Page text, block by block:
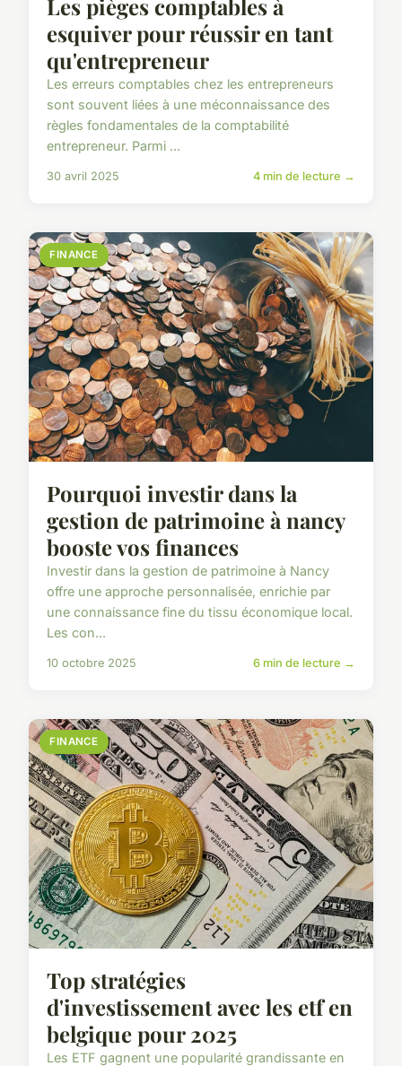
Les pièges comptables à
esquiver pour réussir en tant
qu'entrepreneur
Les erreurs comptables chez les entrepreneurs
sont souvent liées à une méconnaissance des
règles fondamentales de la comptabilité
entrepreneur. Parmi ...
30 avril 2025 4 min de lecture →
FINANCE
Pourquoi investir dans la
gestion de patrimoine à nancy
booste vos finances
Investir dans la gestion de patrimoine à Nancy
offre une approche personnalisée, enrichie par
une connaissance fine du tissu économique local.
Les con...
10 octobre 2025 6 min de lecture →
FINANCE
Top stratégies
d'investissement avec les etf en
belgique pour 2025
Les ETF gagnent une popularité grandissante en